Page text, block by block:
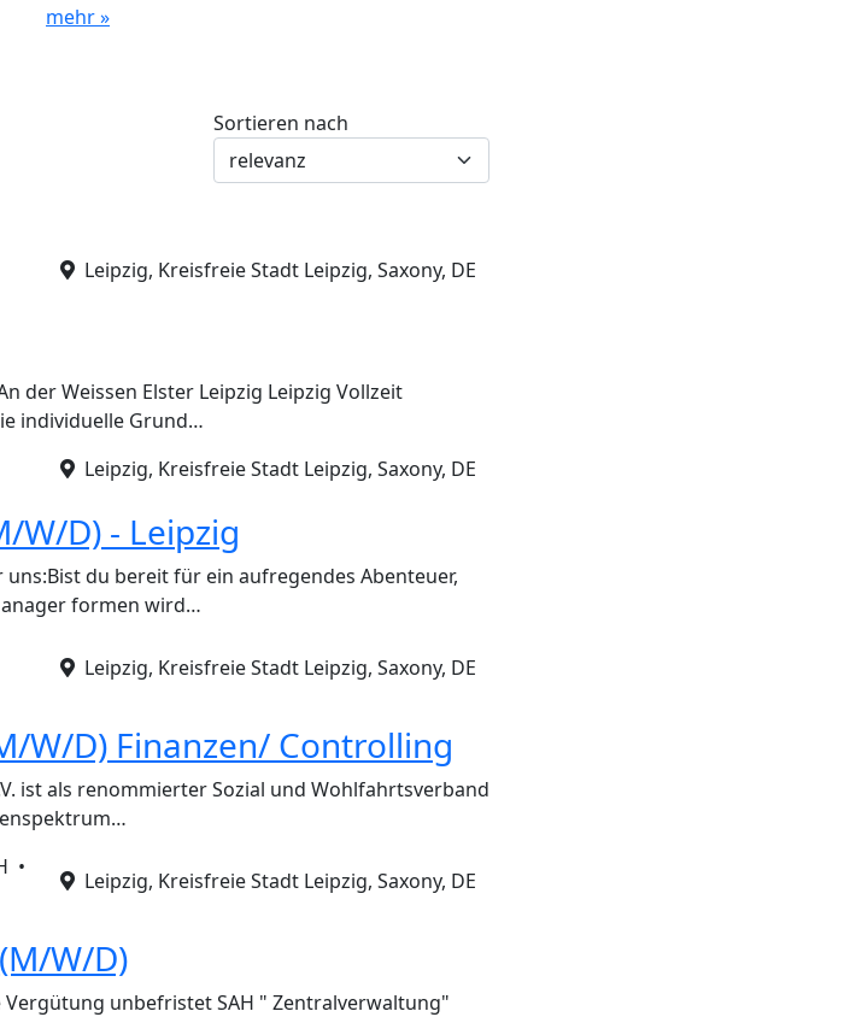
mehr »
Sortieren nach
Leipzig, Kreisfreie Stadt Leipzig, Saxony, DE
der Weissen Elster Leipzig Leipzig Vollzeit
individuelle Grund…
Leipzig, Kreisfreie Stadt Leipzig, Saxony, DE
W/D) - Leipzig
du bereit für ein aufregendes Abenteuer,
formen wird…
Leipzig, Kreisfreie Stadt Leipzig, Saxony, DE
W/D) Finanzen/ Controlling
ist als renommierter Sozial und Wohlfahrtsverband
•
Leipzig, Kreisfreie Stadt Leipzig, Saxony, DE
W/D)
unbefristet SAH " Zentralverwaltung"